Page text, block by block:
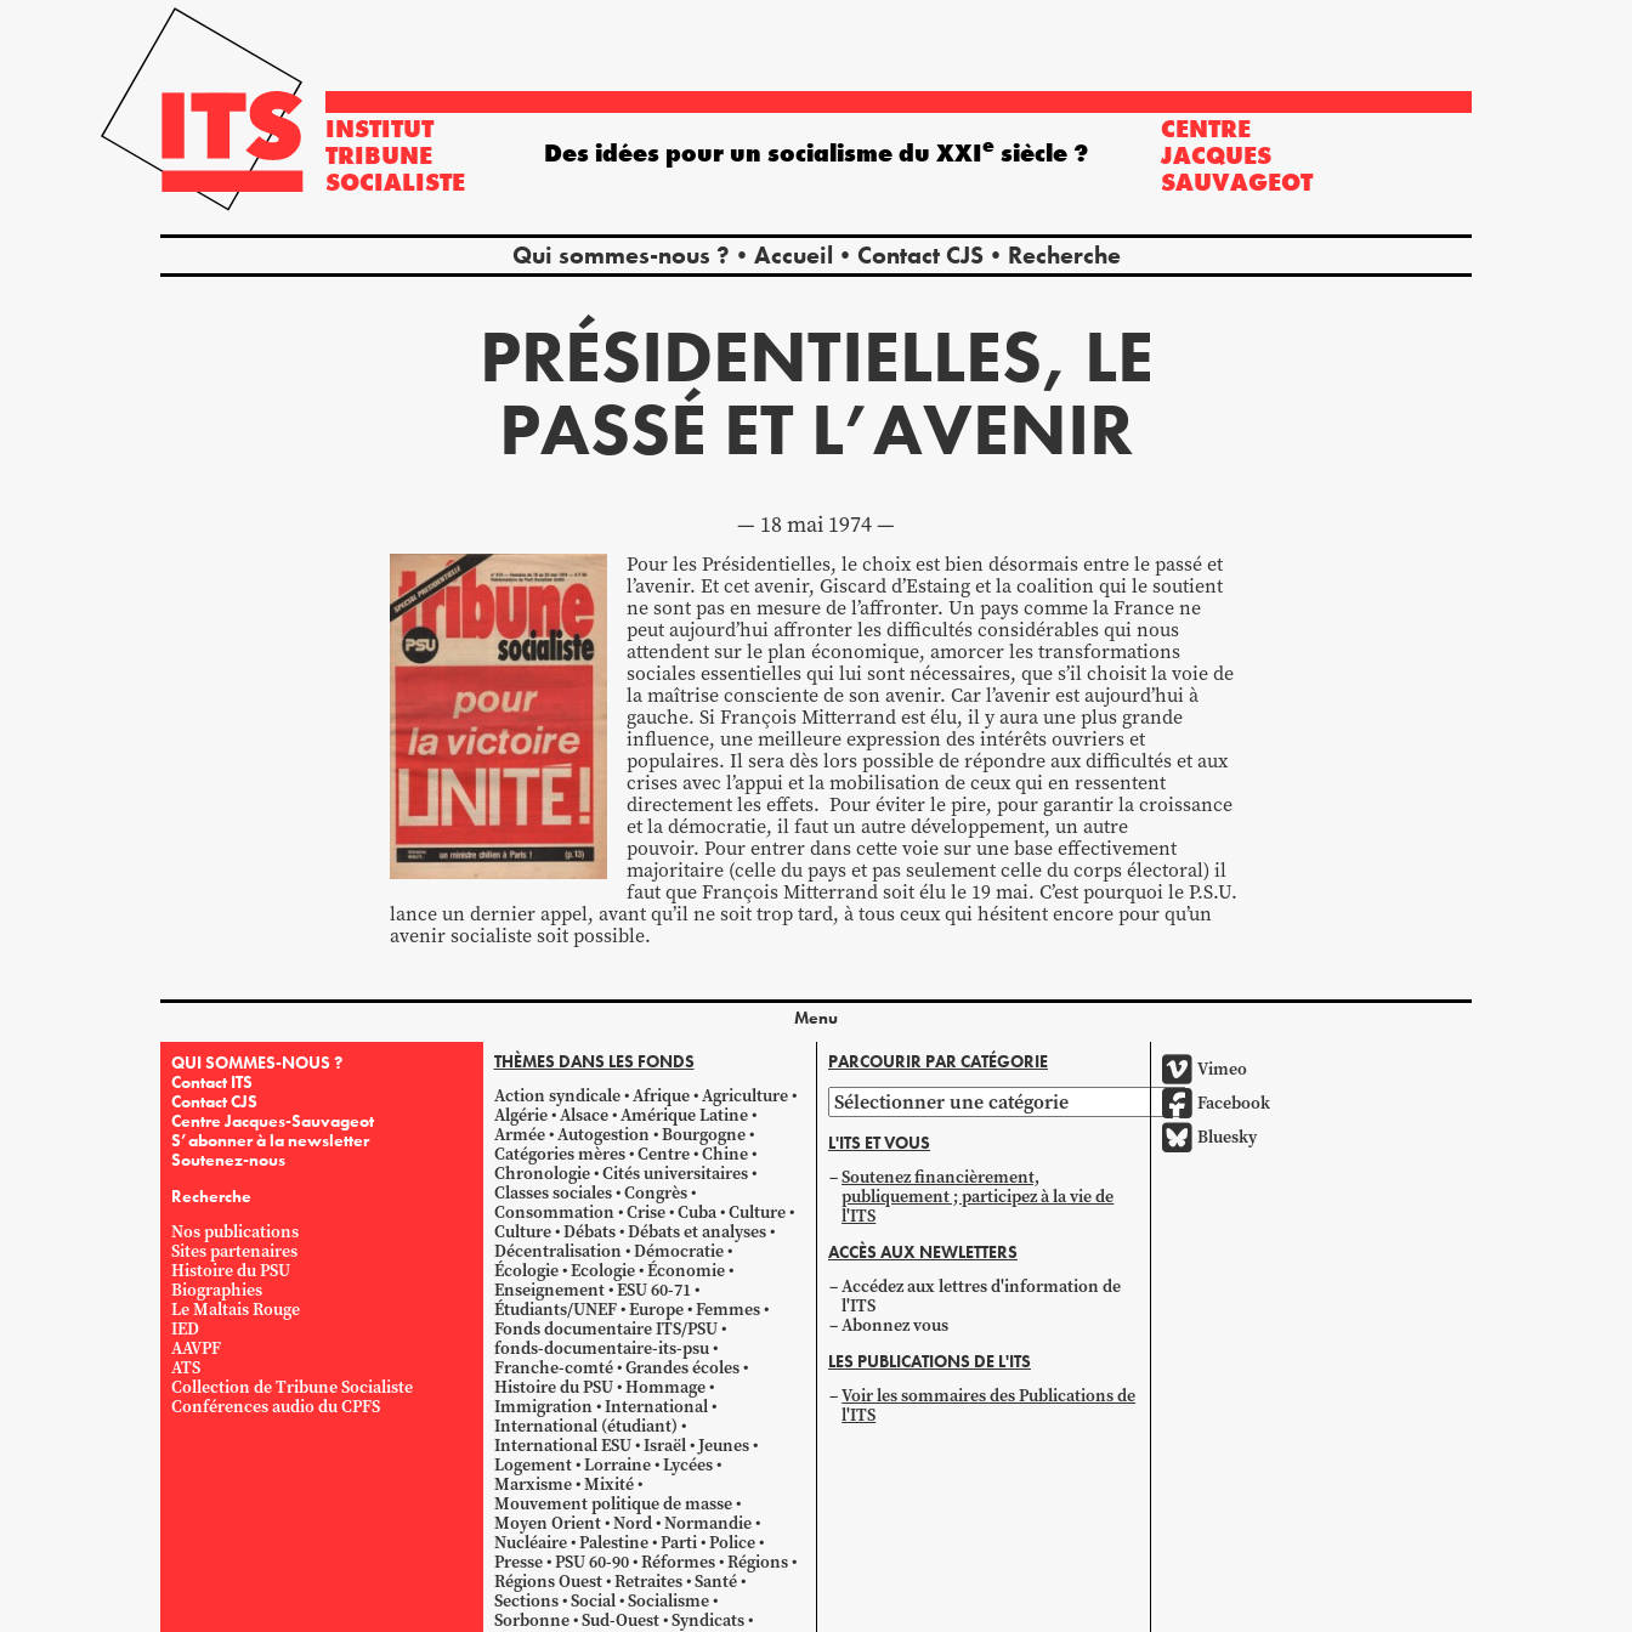
INSTITUT
TRIBUNE
SOCIALISTE
CENTRE
JACQUES
SAUVAGEOT
Qui sommes-nous ? Accueil Contact CJS Recherche
Des idées pour un socialisme du XXIe siècle ?
PRÉSIDENTIELLES, LE
PASSÉ ET L’AVENIR
18 mai 1974
Pour les Présidentielles, le choix est bien désormais entre le passé et
l’avenir. Et cet avenir, Giscard d’Estaing et la coalition qui le soutient
ne sont pas en mesure de l’affronter. Un pays comme la France ne
peut aujourd’hui affronter les difficultés considérables qui nous
attendent sur le plan économique, amorcer les transformations
sociales essentielles qui lui sont nécessaires, que s’il choisit la voie de
la maîtrise consciente de son avenir. Car l’avenir est aujourd’hui à
gauche. Si François Mitterrand est élu, il y aura une plus grande
influence, une meilleure expression des intérêts ouvriers et
populaires. Il sera dès lors possible de répondre aux difficultés et aux
crises avec l’appui et la mobilisation de ceux qui en ressentent
directement les effets. Pour éviter le pire, pour garantir la croissance
et la démocratie, il faut un autre développement, un autre
pouvoir. Pour entrer dans cette voie sur une base effectivement
majoritaire (celle du pays et pas seulement celle du corps électoral) il
faut que François Mitterrand soit élu le 19 mai. C’est pourquoi le P.S.U.
lance un dernier appel, avant qu’il ne soit trop tard, à tous ceux qui hésitent encore pour qu’un
avenir socialiste soit possible.
Menu
QUI SOMMES-NOUS ?
Contact ITS
Contact CJS
Centre Jacques-Sauvageot
S’abonner à la newsletter
Soutenez-nous
Recherche
Nos publications
Sites partenaires
Histoire du PSU
Biographies
Le Maltais Rouge
IED
AAVPF
ATS
Collection de Tribune Socialiste
Conférences audio du CPFS
THÈMES DANS LES FONDS
Action syndicale Afrique Agriculture
Algérie Alsace Amérique Latine
Armée Autogestion Bourgogne
Catégories mères Centre Chine
Chronologie Cités universitaires
Classes sociales Congrès
Consommation Crise Cuba Culture
Culture Débats Débats et analyses
Décentralisation Démocratie
Écologie Ecologie Économie
Enseignement ESU 60-71
Étudiants/UNEF Europe Femmes
Fonds documentaire ITS/PSU
fonds-documentaire-its-psu
Franche-comté Grandes écoles
Histoire du PSU Hommage
Immigration International
International (étudiant)
International ESU Israël Jeunes
Logement Lorraine Lycées
Marxisme Mixité
Mouvement politique de masse
Moyen Orient Nord Normandie
Nucléaire Palestine Parti Police
Presse PSU 60-90 Réformes Régions
Régions Ouest Retraites Santé
Sections Social Socialisme
Sorbonne Sud-Ouest Syndicats
PARCOURIR PAR CATÉGORIE
Parcourir
par
catégorie
L'ITS ET VOUS
Soutenez financièrement,
publiquement ; participez à la vie de
l'ITS
ACCÈS AUX NEWLETTERS
Accédez aux lettres d'information de
l'ITS
Abonnez vous
LES PUBLICATIONS DE L'ITS
Voir les sommaires des Publications de
l'ITS
Vimeo
Facebook
Bluesky